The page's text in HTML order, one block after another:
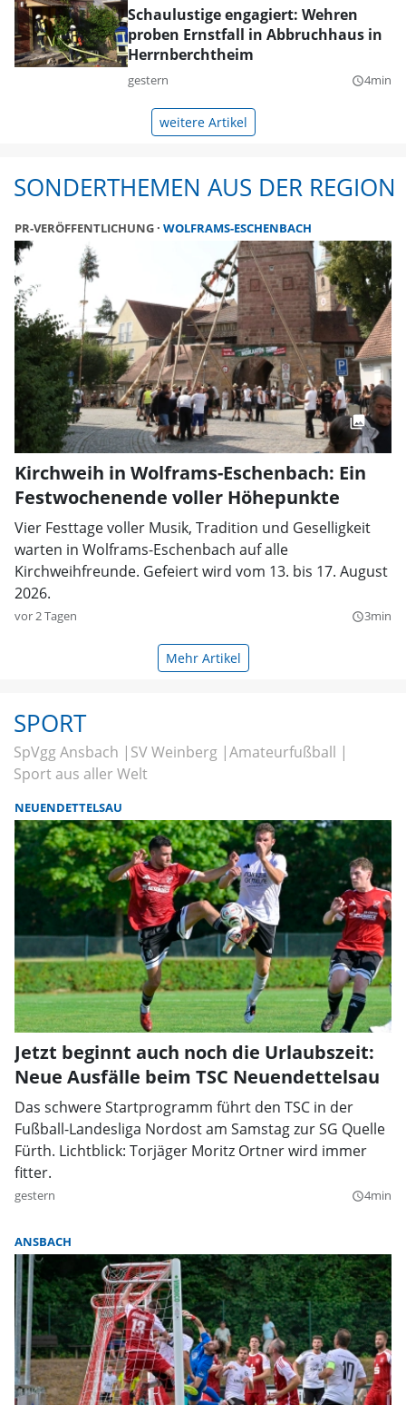
Schaulustige engagiert: Wehren
proben Ernstfall in Abbruchhaus in
Herrnberchtheim
gestern query_builder4min
weitere Artikel
SONDERTHEMEN AUS DER REGION
PR-VERÖFFENTLICHUNG WOLFRAMS-ESCHENBACH
Kirchweih in Wolframs-Eschenbach: Ein
Festwochenende voller Höhepunkte
Vier Festtage voller Musik, Tradition und Geselligkeit
warten in Wolframs-Eschenbach auf alle
Kirchweihfreunde. Gefeiert wird vom 13. bis 17. August
2026.
vor 2 Tagen query_builder3min
Mehr Artikel
SPORT
SpVgg Ansbach SV Weinberg Amateurfußball
Sport aus aller Welt
NEUENDETTELSAU
Jetzt beginnt auch noch die Urlaubszeit:
Neue Ausfälle beim TSC Neuendettelsau
Das schwere Startprogramm führt den TSC in der
Fußball-Landesliga Nordost am Samstag zur SG Quelle
Fürth. Lichtblick: Torjäger Moritz Ortner wird immer
fitter.
gestern query_builder4min
ANSBACH